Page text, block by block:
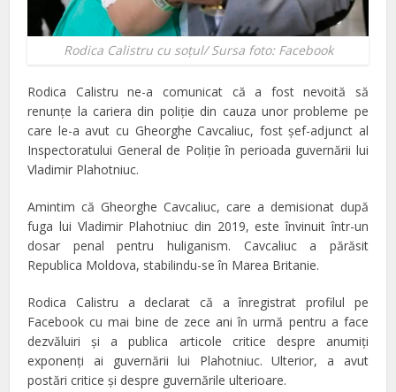
Rodica Calistru cu soţul/ Sursa foto: Facebook
Rodica Calistru ne-a comunicat că a fost nevoită să
renunţe la cariera din poliţie din cauza unor probleme pe
care le-a avut cu Gheorghe Cavcaliuc, fost şef-adjunct al
Inspectoratului General de Poliţie în perioada guvernării lui
Vladimir Plahotniuc.
Amintim că Gheorghe Cavcaliuc, care a demisionat după
fuga lui Vladimir Plahotniuc din 2019, este învinuit într-un
dosar penal pentru huliganism. Cavcaliuc a părăsit
Republica Moldova, stabilindu-se în Marea Britanie.
Rodica Calistru a declarat că a înregistrat profilul pe
Facebook cu mai bine de zece ani în urmă pentru a face
dezvăluiri şi a publica articole critice despre anumiţi
exponenţi ai guvernării lui Plahotniuc. Ulterior, a avut
postări critice şi despre guvernările ulterioare.